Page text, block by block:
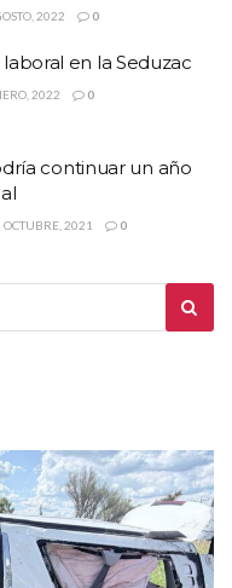
2022 0
en la Seduzac
2022 0
continuar un año
OCTUBRE, 2021 0